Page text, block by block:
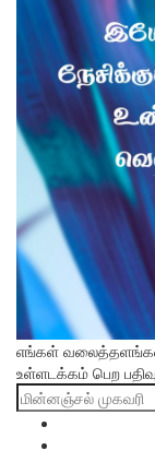
எங்கள்
உள்ளடக்கம் பெற